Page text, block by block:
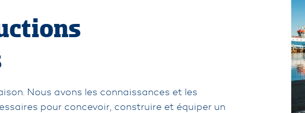
Nous avons les connaissances et les
pour concevoir, construire et équiper un